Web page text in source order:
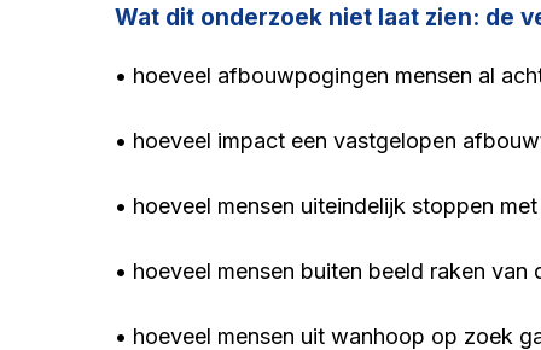
Wat dit onderzoek niet laat zien: de
• hoeveel afbouwpogingen mensen al
• hoeveel impact een vastgelopen
• hoeveel mensen uiteindelijk stoppen
• hoeveel mensen buiten beeld raken van
• hoeveel mensen uit wanhoop op zoek